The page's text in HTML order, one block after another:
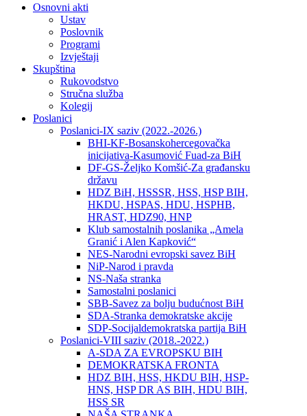
Osnovni akti
Ustav
Poslovnik
Programi
Izvještaji
Skupština
Rukovodstvo
Stručna služba
Kolegij
Poslanici
Poslanici-IX saziv (2022.-2026.)
BHI-KF-Bosanskohercegovačka
inicijativa-Kasumović Fuad-za BiH
DF-GS-Željko Komšić-Za građansku
državu
HDZ BiH, HSSSR, HSS, HSP BIH,
HKDU, HSPAS, HDU, HSPHB,
HRAST, HDZ90, HNP
Klub samostalnih poslanika „Amela
Granić i Alen Kapković“
NES-Narodni evropski savez BiH
NiP-Narod i pravda
NS-Naša stranka
Samostalni poslanici
SBB-Savez za bolju budućnost BiH
SDA-Stranka demokratske akcije
SDP-Socijaldemokratska partija BiH
Poslanici-VIII saziv (2018.-2022.)
A-SDA ZA EVROPSKU BIH
DEMOKRATSKA FRONTA
HDZ BIH, HSS, HKDU BIH, HSP-
HNS, HSP DR AS BIH, HDU BIH,
HSS SR